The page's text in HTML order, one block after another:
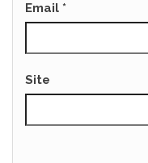
Email *
Site